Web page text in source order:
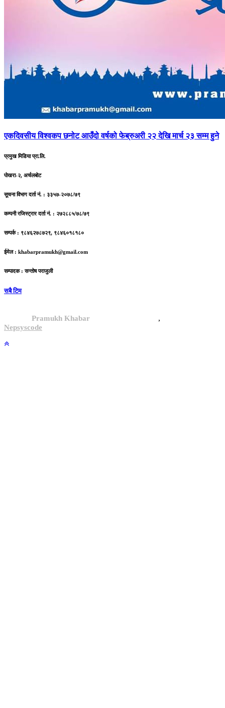
एकदिवसीयविश्वकप छनोट आउँदो वर्षको फेब्रुअरी २२ देखि मार्च २३ सम्म हुने
प्रमुख मिडिया प्रा.लि.
पोखरा-२, अर्चलबोट
सूचना विभाग दर्ता नं. : ३३५७-२०७८/७९
कम्पनी रजिस्ट्रार दर्ता नं. : २७२८८५/७८/७९
सम्पर्क : ९८४६२७८७२९, ९८४६०१८१८०
ईमेल : khabarpramukh@gmail.com
सम्पादक : सन्तोष पराजुली
सबै टिम
Pramukh Khabar, All rights reserved. ,
Nepsyscode